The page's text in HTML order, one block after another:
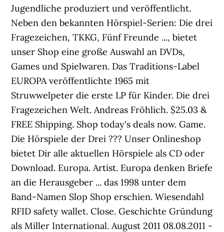
Jugendliche produziert und veröffentlicht.
Neben den bekannten Hörspiel-Serien: Die drei
Fragezeichen, TKKG, Fünf Freunde ..., bietet
unser Shop eine große Auswahl an DVDs,
Games und Spielwaren. Das Traditions-Label
EUROPA veröffentlichte 1965 mit
Struwwelpeter die erste LP für Kinder. Die drei
Fragezeichen Welt. Andreas Fröhlich. $25.03 &
FREE Shipping. Shop today's deals now. Game.
Die Hörspiele der Drei ??? Unser Onlineshop
bietet Dir alle aktuellen Hörspiele als CD oder
Download. Europa. Artist. Europa denken Briefe
an die Herausgeber ... das 1998 unter dem
Band-Namen Slop Shop erschien. Wiesendahl
RFID safety wallet. Close. Geschichte Gründung
als Miller International. August 2011 08.08.2011 -